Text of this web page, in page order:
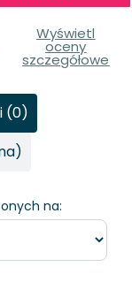
Wyświetl
oceny
szczegółowe
na:
(0)